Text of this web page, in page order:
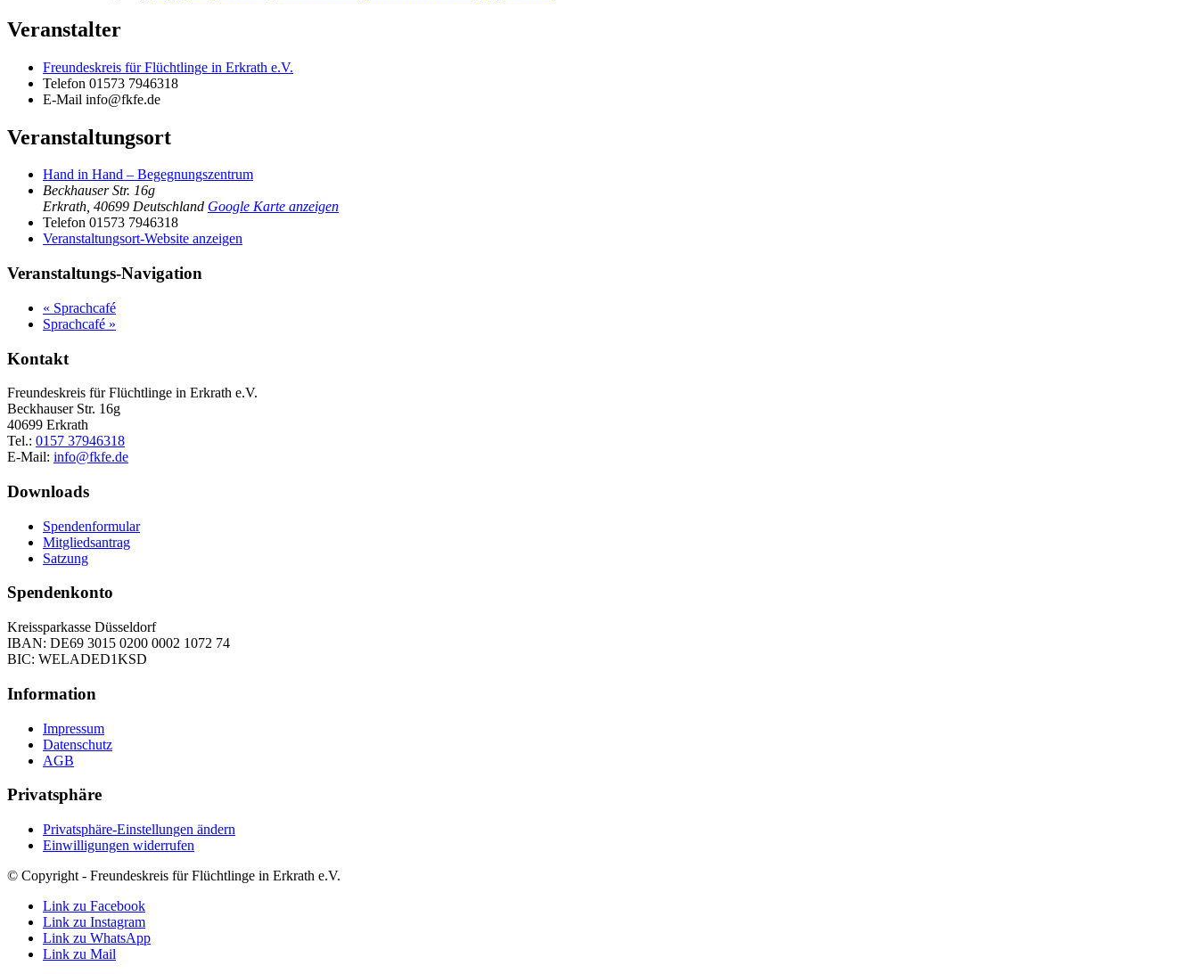
Veranstalter
Freundeskreis für Flüchtlinge in Erkrath e.V.
Telefon 01573 7946318
E-Mail info@fkfe.de
Veranstaltungsort
Hand in Hand – Begegnungszentrum
Beckhauser Str. 16g
Erkrath, 40699 Deutschland Google Karte anzeigen
Telefon 01573 7946318
Veranstaltungsort-Website anzeigen
Veranstaltungs-Navigation
« Sprachcafé
Sprachcafé »
Kontakt
Freundeskreis für Flüchtlinge in Erkrath e.V.
Beckhauser Str. 16g
40699 Erkrath
Tel.: 0157 37946318
E-Mail: info@fkfe.de
Downloads
Spendenformular
Mitgliedsantrag
Satzung
Spendenkonto
Kreissparkasse Düsseldorf
IBAN: DE69 3015 0200 0002 1072 74
BIC: WELADED1KSD
Information
Impressum
Datenschutz
AGB
Privatsphäre
Privatsphäre-Einstellungen ändern
Einwilligungen widerrufen
© Copyright - Freundeskreis für Flüchtlinge in Erkrath e.V.
Link zu Facebook
Link zu Instagram
Link zu WhatsApp
Link zu Mail